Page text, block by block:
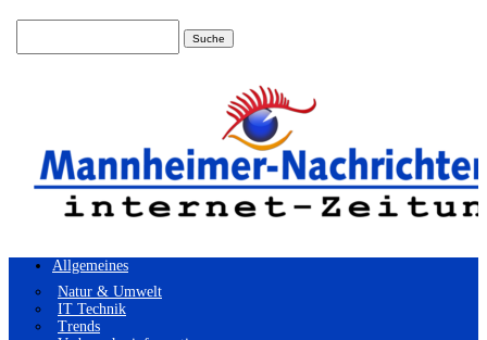
Allgemeines
Natur & Umwelt
IT Technik
Trends